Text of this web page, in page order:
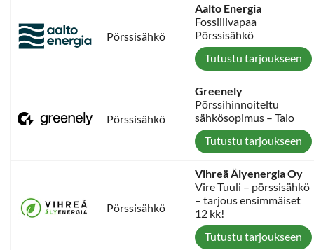
Pörssisähkö
Aalto Energia
Fossiilivapaa
Pörssisähkö
Tutustu tarjoukseen
Pörssisähkö
Greenely
Pörssihinnoiteltu
sähkösopimus – Talo
Tutustu tarjoukseen
Pörssisähkö
Vihreä Älyenergia Oy
Vire Tuuli – pörssisähkö
– tarjous ensimmäiset
12 kk!
Tutustu tarjoukseen